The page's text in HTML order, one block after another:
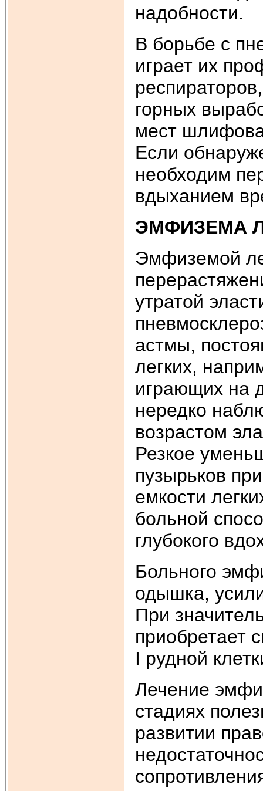
надобности.
В борьбе с
играет их
горных
мест
Если
необходим
вдыханием
ЭМФИЗЕМА
Эмфиземой
утратой
астмы,
легких,
играющих на
нередко
возрастом
Резкое
пузырьков
емкости
больной
глубокого
Больного
одышка,
При
приобретает
I рудной
Лечение
стадиях
развитии